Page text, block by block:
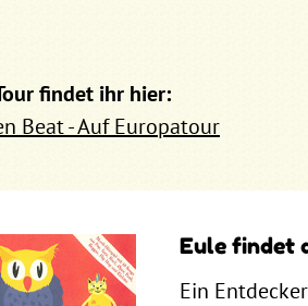
findet ihr hier:
Beat - Auf Europatour
Eule findet
Ein